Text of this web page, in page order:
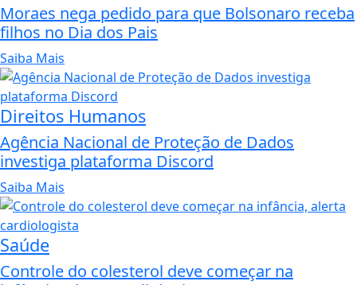
Moraes nega pedido para que Bolsonaro receba
filhos no Dia dos Pais
Saiba Mais
Direitos Humanos
Agência Nacional de Proteção de Dados
investiga plataforma Discord
Saiba Mais
Saúde
Controle do colesterol deve começar na